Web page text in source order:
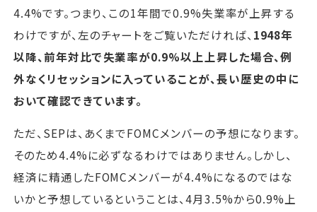
4.4%です。つまり、この1年間で0.9%失業率が上昇する
わけですが、左のチャートをご覧いただければ、 1948年
以降、前年対比で失業率が0.9%以上上昇した場合、例
外なくリセッションに入っていることが、長い歴史の中に
おいて確認できています。
ただ、SEPは、あくまでFOMCメンバーの予想になります。
そのため4.4%に必ずなるわけではありません。しかし、
経済に精通したFOMCメンバーが4.4%になるのではな
いかと予想しているということは、4月3.5%から0.9%上